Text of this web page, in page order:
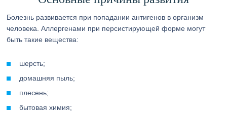
Болезнь развивается при попадании антигенов в организм
человека. Аллергенами при персистирующей форме могут
быть такие вещества:
шерсть;
домашняя пыль;
плесень;
бытовая химия;